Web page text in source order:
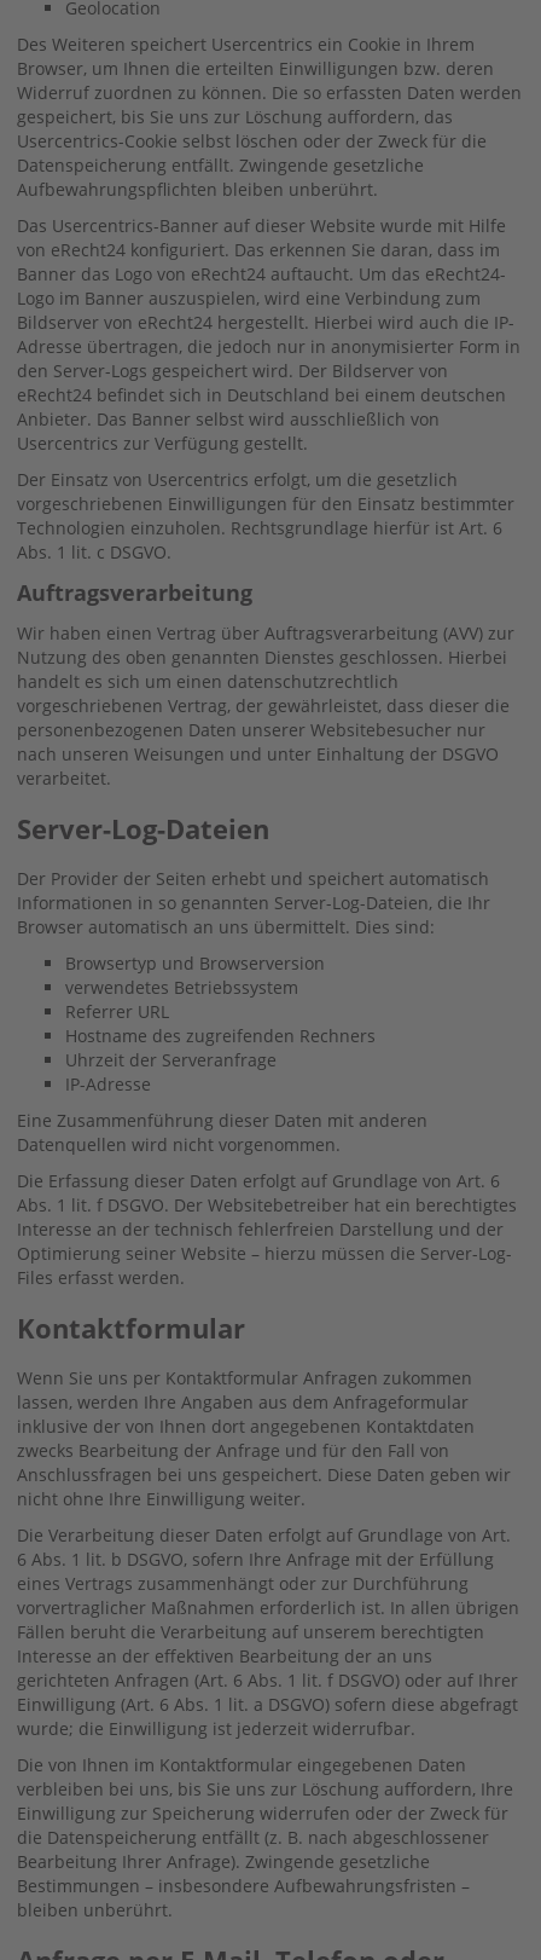
Geolocation
Des Weiteren speichert Usercentrics ein Cookie in Ihrem
Browser, um Ihnen die erteilten Einwilligungen bzw. deren
Widerruf zuordnen zu können. Die so erfassten Daten werden
gespeichert, bis Sie uns zur Löschung auffordern, das
Usercentrics-Cookie selbst löschen oder der Zweck für die
Datenspeicherung entfällt. Zwingende gesetzliche
Aufbewahrungspflichten bleiben unberührt.
Das Usercentrics-Banner auf dieser Website wurde mit Hilfe
von eRecht24 konfiguriert. Das erkennen Sie daran, dass im
Banner das Logo von eRecht24 auftaucht. Um das eRecht24-
Logo im Banner auszuspielen, wird eine Verbindung zum
Bildserver von eRecht24 hergestellt. Hierbei wird auch die IP-
Adresse übertragen, die jedoch nur in anonymisierter Form in
den Server-Logs gespeichert wird. Der Bildserver von
eRecht24 befindet sich in Deutschland bei einem deutschen
Anbieter. Das Banner selbst wird ausschließlich von
Usercentrics zur Verfügung gestellt.
Der Einsatz von Usercentrics erfolgt, um die gesetzlich
vorgeschriebenen Einwilligungen für den Einsatz bestimmter
Technologien einzuholen. Rechtsgrundlage hierfür ist Art. 6
Abs. 1 lit. c DSGVO.
Auftragsverarbeitung
Wir haben einen Vertrag über Auftragsverarbeitung (AVV) zur
Nutzung des oben genannten Dienstes geschlossen. Hierbei
handelt es sich um einen datenschutzrechtlich
vorgeschriebenen Vertrag, der gewährleistet, dass dieser die
personenbezogenen Daten unserer Websitebesucher nur
nach unseren Weisungen und unter Einhaltung der DSGVO
verarbeitet.
Server-Log-Dateien
Der Provider der Seiten erhebt und speichert automatisch
Informationen in so genannten Server-Log-Dateien, die Ihr
Browser automatisch an uns übermittelt. Dies sind:
Browsertyp und Browserversion
verwendetes Betriebssystem
Referrer URL
Hostname des zugreifenden Rechners
Uhrzeit der Serveranfrage
IP-Adresse
Eine Zusammenführung dieser Daten mit anderen
Datenquellen wird nicht vorgenommen.
Die Erfassung dieser Daten erfolgt auf Grundlage von Art. 6
Abs. 1 lit. f DSGVO. Der Websitebetreiber hat ein berechtigtes
Interesse an der technisch fehlerfreien Darstellung und der
Optimierung seiner Website – hierzu müssen die Server-Log-
Files erfasst werden.
Kontaktformular
Wenn Sie uns per Kontaktformular Anfragen zukommen
lassen, werden Ihre Angaben aus dem Anfrageformular
inklusive der von Ihnen dort angegebenen Kontaktdaten
zwecks Bearbeitung der Anfrage und für den Fall von
Anschlussfragen bei uns gespeichert. Diese Daten geben wir
nicht ohne Ihre Einwilligung weiter.
Die Verarbeitung dieser Daten erfolgt auf Grundlage von Art.
6 Abs. 1 lit. b DSGVO, sofern Ihre Anfrage mit der Erfüllung
eines Vertrags zusammenhängt oder zur Durchführung
vorvertraglicher Maßnahmen erforderlich ist. In allen übrigen
Fällen beruht die Verarbeitung auf unserem berechtigten
Interesse an der effektiven Bearbeitung der an uns
gerichteten Anfragen (Art. 6 Abs. 1 lit. f DSGVO) oder auf Ihrer
Einwilligung (Art. 6 Abs. 1 lit. a DSGVO) sofern diese abgefragt
wurde; die Einwilligung ist jederzeit widerrufbar.
Die von Ihnen im Kontaktformular eingegebenen Daten
verbleiben bei uns, bis Sie uns zur Löschung auffordern, Ihre
Einwilligung zur Speicherung widerrufen oder der Zweck für
die Datenspeicherung entfällt (z. B. nach abgeschlossener
Bearbeitung Ihrer Anfrage). Zwingende gesetzliche
Bestimmungen – insbesondere Aufbewahrungsfristen –
bleiben unberührt.